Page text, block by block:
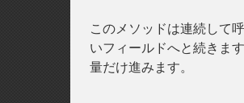
このメソッドは連続して
いフィールドへと続きま
量だけ進みます。